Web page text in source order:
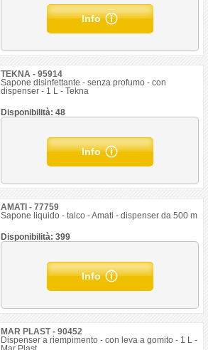
Info
TEKNA - 95914
Sapone disinfettante - senza profumo - con
dispenser - 1 L - Tekna
Disponibilità: 48
Info
AMATI - 77759
Sapone liquido - talco - Amati - dispenser da 500 m
Disponibilità: 399
Info
MAR PLAST - 90452
Dispenser a riempimento - con leva a gomito - 1 L -